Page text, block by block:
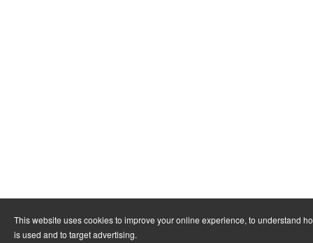
This website uses cookies to improve your online experience, to understand
is used and to target advertising.